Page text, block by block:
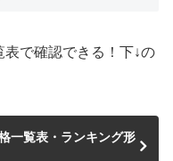
で確認できる！下↓の
一覧表・ランキング形